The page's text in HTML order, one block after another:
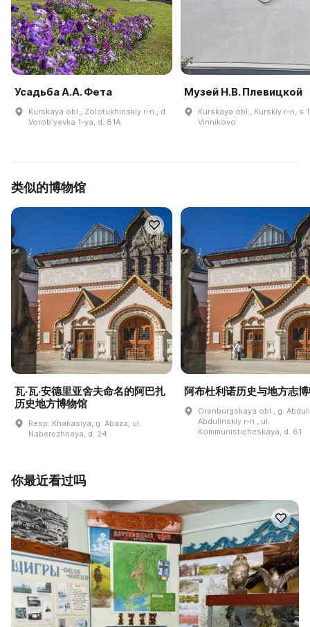
Усадьба А.А. Фета
Kurskaya obl., Zolotukhinskiy r-n., d.
Vorobʹyevka 1-ya, d. 81A
Музей Н.В. Плевицкой
Kurskaya obl., Kurskiy r-n, s
Vinnikovo
类似的博物馆
瓦·瓦·安德里亚舍夫命名的阿巴扎
历史地方博物馆
Resp. Khakasiya, g. Abaza, ul.
Naberezhnaya, d. 24
阿布杜利诺历史与地方志
Orenburgskaya obl., g.
Abdulinskiy r-n., ul.
Kommunisticheskaya, d. 61
你最近看过吗